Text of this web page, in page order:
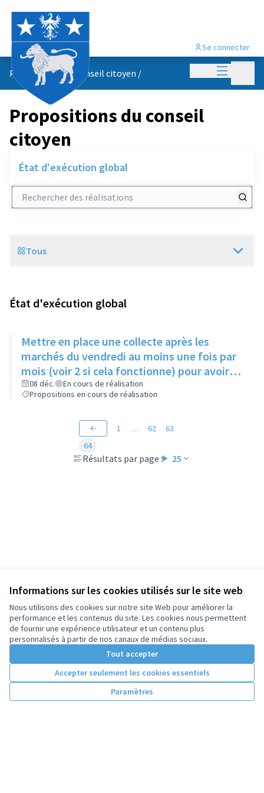
Informations sur les cookies utilisés sur le site web
Nous utilisons des cookies sur notre site Web pour améliorer la
performance et les contenus du site. Les cookies nous permettent
de fournir une expérience utilisateur et un contenu plus
personnalisés à partir de nos canaux de médias sociaux.
Tout accepter
Accepter seulement les cookies essentiels
Paramètres
Menu
Se connecter
Propositions du conseil citoyen /
Propositions du conseil
citoyen
État d'exécution global
Rechercher des réalisations
Scope
Tous
État d'exécution global
Mettre en place une collecte après les
marchés du vendredi au moins une fois par
mois (voir 2 si cela fonctionne) pour avoir
des produits frais pour l'Epice'Rill
08 déc.
En cours de réalisation
Propositions en cours de réalisation
Résultats par page : 25
1 … 62
63
64